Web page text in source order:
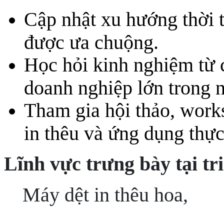
Cập nhật xu hướng thời
được ưa chuộng.
Học hỏi kinh nghiệm từ
doanh nghiệp lớn trong
Tham gia hội thảo,
in thêu và ứng dụng
Lĩnh vực trưng bày tại
Máy dệt in thêu hoa,